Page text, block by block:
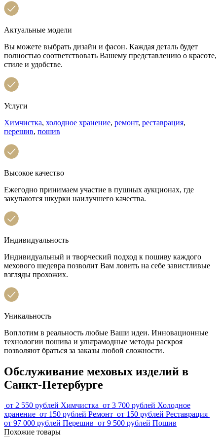
Актуальные модели
Вы можете выбрать дизайн и фасон. Каждая деталь будет
полностью соответствовать Вашему представлению о красоте,
стиле и удобстве.
Услуги
Химчистка, холодное хранение, ремонт, реставрация,
перешив, пошив
Высокое качество
Ежегодно принимаем участие в пушных аукционах, где
закупаются шкурки наилучшего качества.
Индивидуальность
Индивидуальный и творческий подход к пошиву каждого
мехового шедевра позволит Вам ловить на себе завистливые
взгляды прохожих.
Уникальность
Воплотим в реальность любые Ваши идеи. Инновационные
технологии пошива и ультрамодные методы раскроя
позволяют браться за заказы любой сложности.
Обслуживание меховых изделий в
Санкт-Петербурге
от 2 550 рублей Химчистка от 3 700 рублей Холодное
хранение от 150 рублей Ремонт от 150 рублей Реставрация
от 97 000 рублей Перешив от 9 500 рублей Пошив
Похожие товары